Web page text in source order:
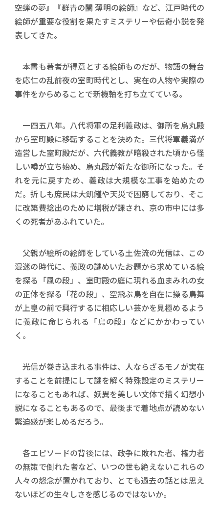
空蝉の夢』『群青の闇 薄明の絵師』など、江戸時代の
絵師が重要な役割を果たすミステリーや伝奇小説を発
表してきた。
本書も著者が得意とする絵師ものだが、物語の舞台
を応仁の乱前夜の室町時代とし、実在の人物や実際の
事件をからめることで新機軸を打ち立てている。
一四五八年。八代将軍の足利義政は、御所を烏丸殿
から室町殿に移転することを決めた。三代将軍義満が
造営した室町殿だが、六代義教が暗殺された頃から怪
しい噂が立ち始め、烏丸殿が新たな御所になった。そ
れを元に戻すため、義政は大規模な工事を始めたの
だ。折しも庶民は大飢饉や天災で困窮しており、そこ
に改築費捻出のために増税が課され、京の市中には多
くの死者があふれていた。
父親が絵所の絵師をしている土佐流の光信は、この
混迷の時代に、義政の謎めいたお題から求めている絵
を探る「風の段」、室町殿の庭に現れる血まみれの女
の正体を探る「花の段」、空飛ぶ鳥を自在に操る鳥舞
が上皇の前で興行するに相応しい芸かを見極めるよう
に義政に命じられる「鳥の段」などにかかわってい
く。
光信が巻き込まれる事件は、人ならざるモノが実在
することを前提にして謎を解く特殊設定のミステリー
になることもあれば、妖異を美しい文体で描く幻想小
説になることもあるので、最後まで着地点が読めない
緊迫感が楽しめるだろう。
各エピソードの背後には、政争に敗れた者、権力者
の無策で倒れた者など、いつの世も絶えないこれらの
人々の怨念が置かれており、とても過去の話とは思え
ないほどの生々しさを感じるのではないか。